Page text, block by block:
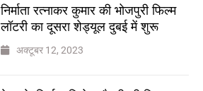
निर्माता रत्नाकर कुमार की भोजपुरी फिल्म
लॉटरी का दूसरा शेड्यूल दुबई में शुरू
अक्टूबर 12, 2023